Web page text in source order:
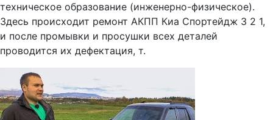
техническое образование (инженерно-физическое).
Здесь происходит ремонт АКПП Киа Спортейдж 3 2 1,
и после промывки и просушки всех деталей
проводится их дефектация, т.